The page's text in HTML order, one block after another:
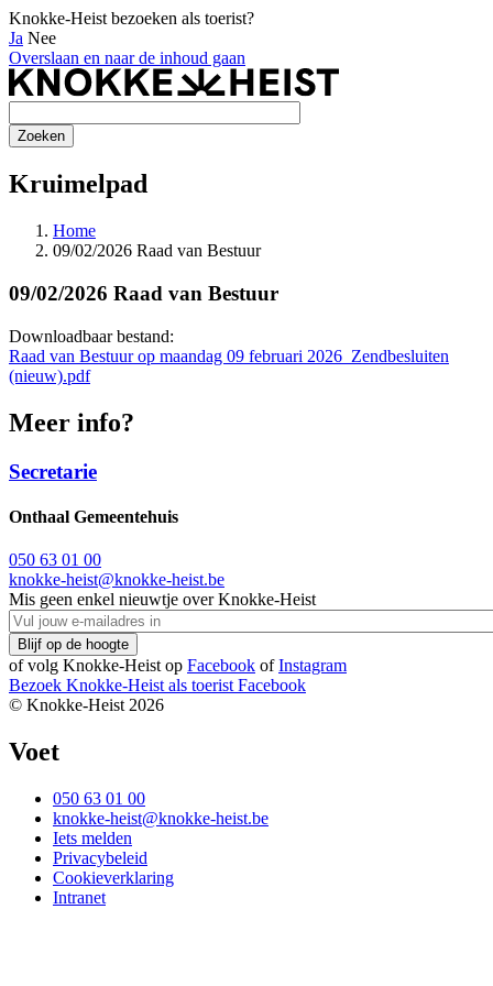
Knokke-Heist bezoeken als toerist?
Ja Nee
Overslaan en naar de inhoud gaan
Kruimelpad
Home
09/02/2026 Raad van Bestuur
09/02/2026 Raad van Bestuur
Downloadbaar bestand:
Raad van Bestuur op maandag 09 februari 2026_Zendbesluiten
(nieuw).pdf
Meer info?
Secretarie
Onthaal Gemeentehuis
050 63 01 00
knokke-heist@knokke-heist.be
Mis geen enkel nieuwtje over Knokke-Heist
of volg Knokke-Heist op Facebook ofInstagram
Bezoek Knokke-Heist als toerist Facebook
© Knokke-Heist 2026
Voet
050 63 01 00
knokke-heist@knokke-heist.be
Iets melden
Privacybeleid
Cookieverklaring
Intranet